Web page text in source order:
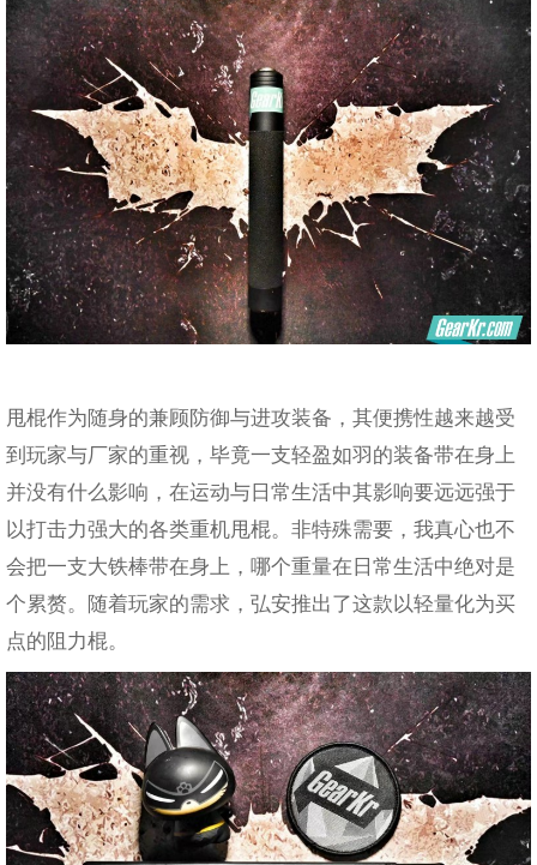
甩棍作为随身的兼顾防御与进攻装备，其便携性越来越受
到玩家与厂家的重视，毕竟一支轻盈如羽的装备带在身上
并没有什么影响，在运动与日常生活中其影响要远远强于
以打击力强大的各类重机甩棍。非特殊需要，我真心也不
会把一支大铁棒带在身上，哪个重量在日常生活中绝对是
个累赘。随着玩家的需求，弘安推出了这款以轻量化为买
点的阻力棍。